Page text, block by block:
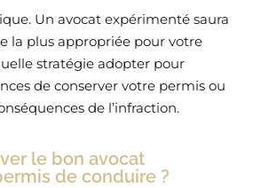
Un avocat expérimenté saura
la plus appropriée pour votre
stratégie adopter pour
de conserver votre permis ou
de l’infraction.
le bon avocat
de conduire ?